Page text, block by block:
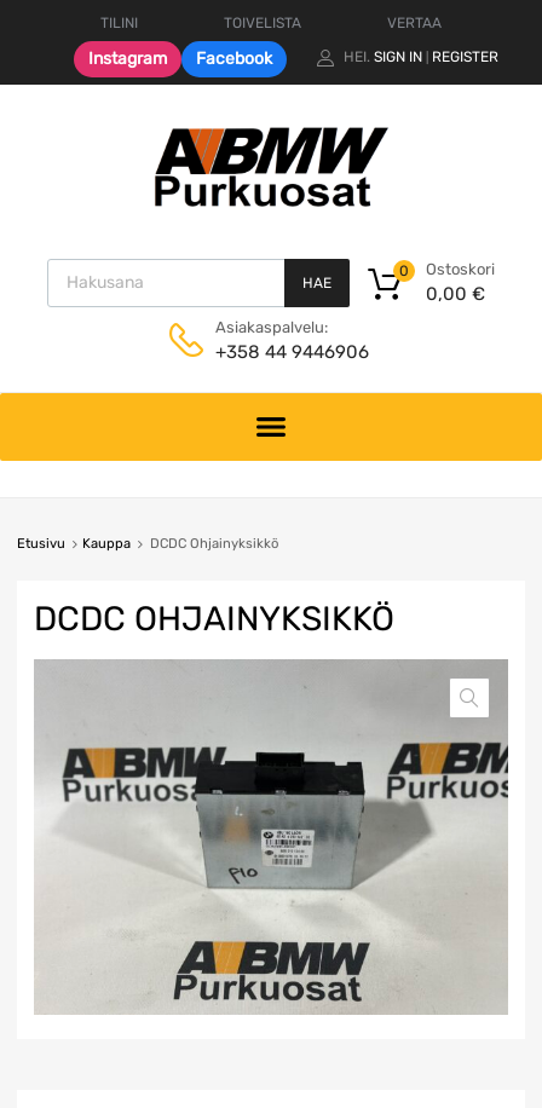
TILINI TOIVELISTA VERTAA
Instagram Facebook HEI. SIGN IN REGISTER
Products search
HAE
Ostoskori
0,00 €
0
Asiakaspalvelu:
+358 44 9446906
content
Etusivu Kauppa DCDC Ohjainyksikkö
DCDC OHJAINYKSIKKÖ